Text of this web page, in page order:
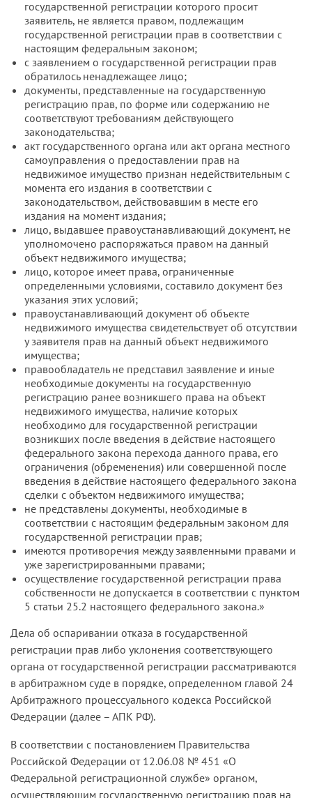
государственной регистрации которого просит
заявитель, не является правом, подлежащим
государственной регистрации прав в соответствии с
настоящим федеральным законом;
с заявлением о государственной регистрации прав
обратилось ненадлежащее лицо;
документы, представленные на государственную
регистрацию прав, по форме или содержанию не
соответствуют требованиям действующего
законодательства;
акт государственного органа или акт органа местного
самоуправления о предоставлении прав на
недвижимое имущество признан недействительным с
момента его издания в соответствии с
законодательством, действовавшим в месте его
издания на момент издания;
лицо, выдавшее правоустанавливающий документ, не
уполномочено распоряжаться правом на данный
объект недвижимого имущества;
лицо, которое имеет права, ограниченные
определенными условиями, составило документ без
указания этих условий;
правоустанавливающий документ об объекте
недвижимого имущества свидетельствует об отсутствии
у заявителя прав на данный объект недвижимого
имущества;
правообладатель не представил заявление и иные
необходимые документы на государственную
регистрацию ранее возникшего права на объект
недвижимого имущества, наличие которых
необходимо для государственной регистрации
возникших после введения в действие настоящего
федерального закона перехода данного права, его
ограничения (обременения) или совершенной после
введения в действие настоящего федерального закона
сделки с объектом недвижимого имущества;
не представлены документы, необходимые в
соответствии с настоящим федеральным законом для
государственной регистрации прав;
имеются противоречия между заявленными правами и
уже зарегистрированными правами;
осуществление государственной регистрации права
собственности не допускается в соответствии с пунктом
5 статьи 25.2 настоящего федерального закона.»
Дела об оспаривании отказа в государственной
регистрации прав либо уклонения соответствующего
органа от государственной регистрации рассматриваются
в арбитражном суде в порядке, определенном главой 24
Арбитражного процессуального кодекса Российской
Федерации (далее – АПК РФ).
В соответствии с постановлением Правительства
Российской Федерации от 12.06.08 № 451 «О
Федеральной регистрационной службе» органом,
осуществляющим государственную регистрацию прав на